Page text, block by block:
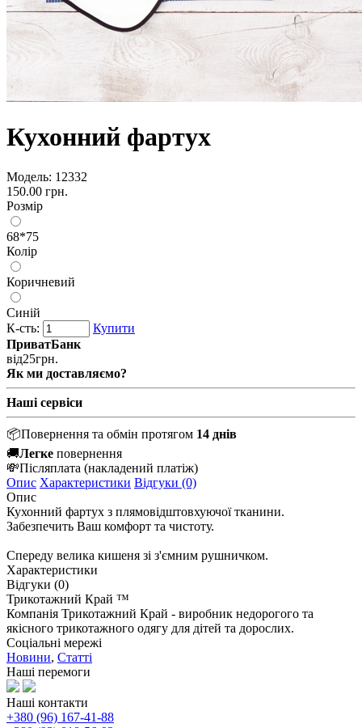
Кухонний фартух
Модель: 12332
150.00 грн.
Розмір
68*75
Колір
Коричневий
Синій
К-сть:
Купити
ПриватБанк
від25грн.
Як ми доставляємо?
Наші сервіси
📦Повернення та обмін протягом 14 днів
🚚Легке повернення
💸Післяплата (накладений платіж)
Опис Характеристики Відгуки (0)
Опис
Кухонний фартух з плямовідштовхуючої тканини.
Забезпечить Ваш комфорт та чистоту.
Спереду велика кишеня зі з'ємним рушничком.
Характеристики
Відгуки (0)
Трикотажний Край ™
Компанія Трикотажний Край - виробник недорогого та
якісного трикотажного одягу для дітей та дорослих.
Соціальні мережі
Новини, Статті
Наші перемоги
Наші контакти
+380 (96) 167-41-88